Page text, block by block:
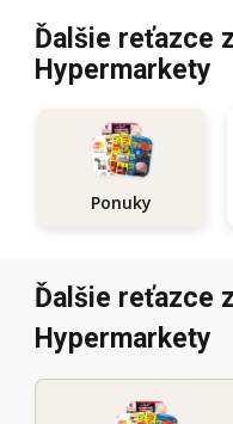
Ďalšie reťazce
Hypermarkety
Ponuky
Ďalšie reťazce
Hypermarkety